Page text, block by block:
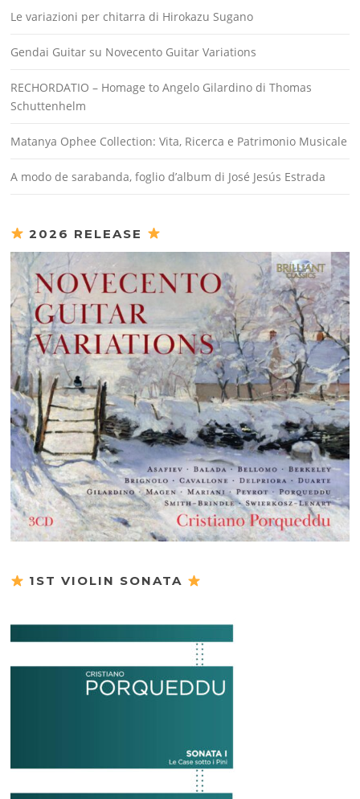
Le variazioni per chitarra di Hirokazu Sugano
Gendai Guitar su Novecento Guitar Variations
RECHORDATIO – Homage to Angelo Gilardino di Thomas
Schuttenhelm
Matanya Ophee Collection: Vita, Ricerca e Patrimonio Musicale
A modo de sarabanda, foglio d’album di José Jesús Estrada
2026 RELEASE
1ST VIOLIN SONATA